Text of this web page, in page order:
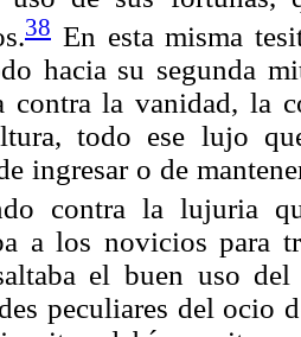
38 En esta misma
hacia su segunda
contra la vanidad, la
todo ese lujo
ingresar o de
contra la lujuria
a los novicios para
el buen uso
peculiares del ocio